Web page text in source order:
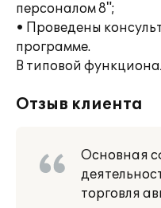
персоналом 8";
• Проведены
программе.
В типовой
Отзыв клиента
Основная
торговля